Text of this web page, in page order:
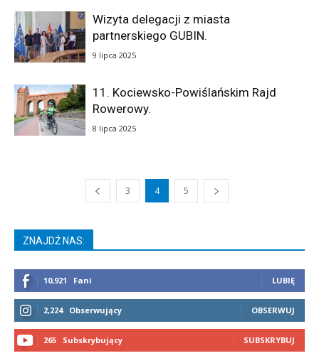
Wizyta delegacji z miasta
partnerskiego GUBIN.
9 lipca 2025
11. Kociewsko-Powiślańskim Rajd
Rowerowy.
8 lipca 2025
3 4 5
ZNAJDŹ NAS:
10,921 Fani LUBIĘ
2,224 Obserwujący OBSERWUJ
265 Subskrybujący SUBSKRYBUJ